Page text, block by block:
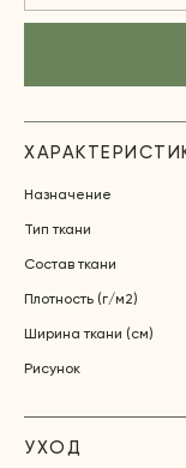
Назначение
Тип ткани
Состав ткани
Плотность (г/м2)
Ширина ткани (см)
Рисунок
УХОД